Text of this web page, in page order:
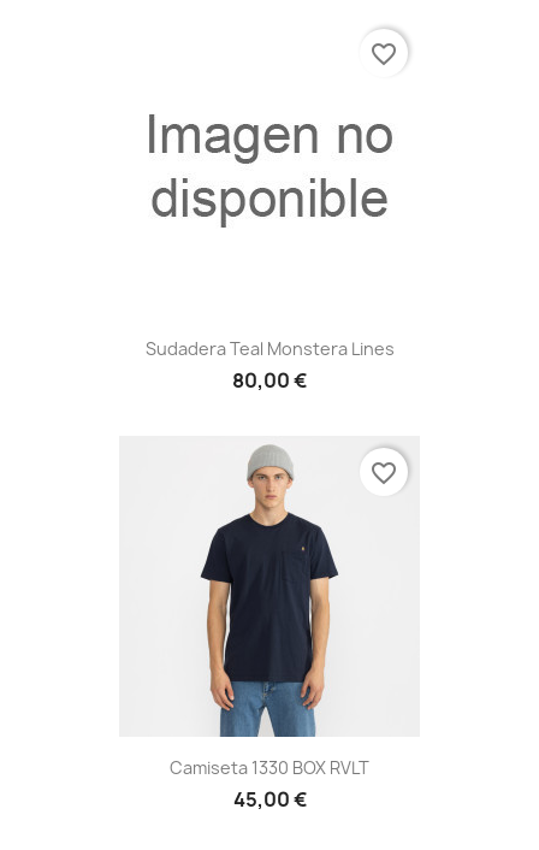
Sudadera Teal Monstera Lines
80,00 €
favorite_border
Camiseta 1330 BOX RVLT
45,00 €
favorite_border